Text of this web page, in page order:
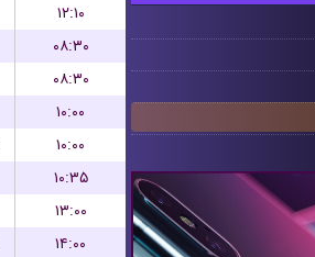
۱۲:۱۰
۰۸:۳۰
۰۸:۳۰
۱۰:۰۰
۱۰:۰۰
۱۰:۳۵
۱۳:۰۰
۱۴:۰۰